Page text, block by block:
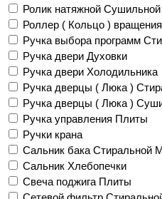
Ролик натяжной
Роллер ( Кольцо )
Ручка выбора программ
Ручка двери Духовки
Ручка двери Холодильника
Ручка дверцы ( Люка )
Ручка дверцы ( Люка )
Ручка управления Плиты
Ручки крана
Сальник бака Стиральной
Сальник Хлебопечки
Свеча поджига Плиты